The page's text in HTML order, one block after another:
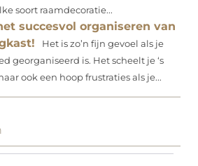
soort raamdecoratie...
succesvol organiseren van
Het is zo’n fijn gevoel als je
georganiseerd is. Het scheelt je ‘s
ook een hoop frustraties als je...